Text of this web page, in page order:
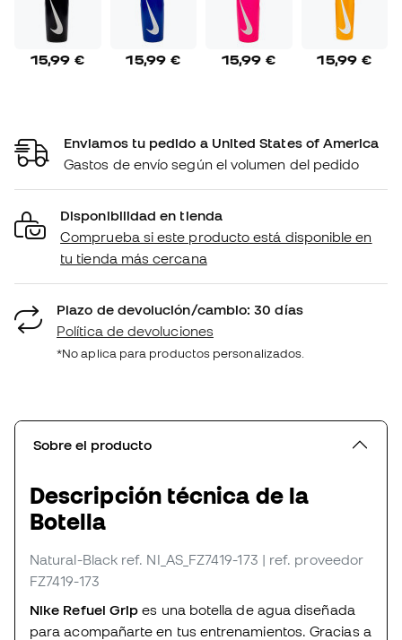
15,99 € 15,99 € 15,99 € 15,99 €
Enviamos tu pedido a United States of America
Gastos de envío según el volumen del pedido
Disponibilidad en tienda
Comprueba si este producto está disponible en
tu tienda más cercana
Plazo de devolución/cambio: 30 días
Política de devoluciones
*No aplica para productos personalizados.
Sobre el producto
Descripción técnica de la
Botella
Natural-Black ref. NI_AS_FZ7419-173 | ref. proveedor
FZ7419-173
Nike Refuel Grip es una botella de agua diseñada
para acompañarte en tus entrenamientos. Gracias a